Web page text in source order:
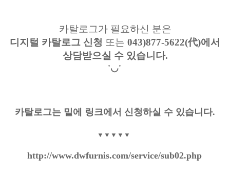
카탈로그가 필요하신 분은
디지털 카탈로그 신청 또는 043)877-5622(代)에서
상담받으실 수 있습니다.
'◡'
카탈로그는 밑에 링크에서 신청하실 수 있습니다.
▼▼▼▼▼
http://www.dwfurnis.com/service/sub02.php